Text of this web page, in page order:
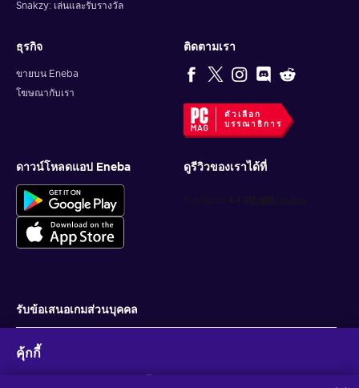
Snakzy: เล่นและรับรางวัล
ธุรกิจ
ขายบน Eneba
โฆษณากับเรา
ติดตามเรา
ตัวเลือก
บรรณาธิการ
ดาวน์โหลดแอป Eneba ดูรีวิวของเราได้ที่
รับข้อเสนอเกมส่วนบุคคล
คุ้กกี้